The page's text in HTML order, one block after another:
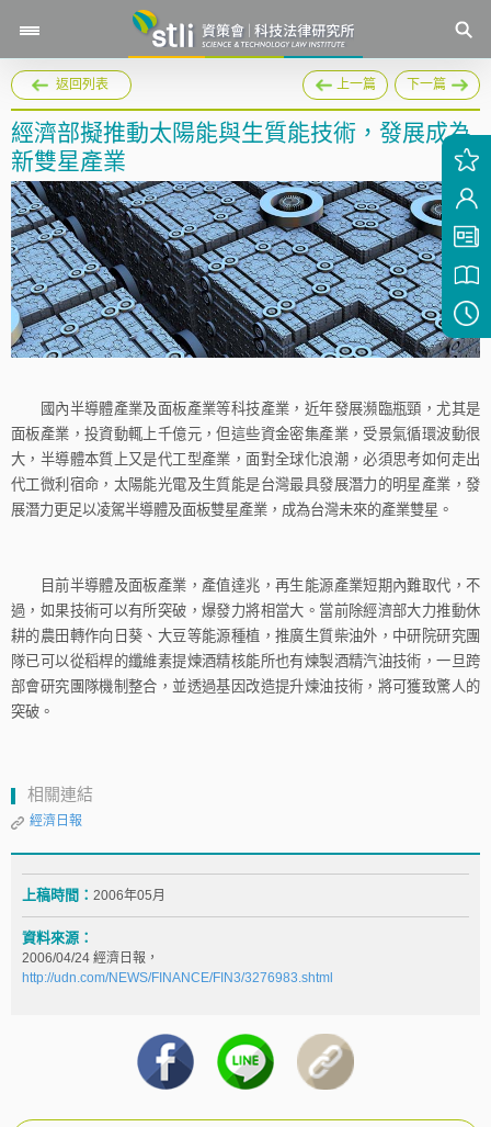
返回列表 上一篇 下一篇
經濟部擬推動太陽能與生質能技術，發展成為
新雙星產業
國內半導體產業及面板產業等科技產業，近年發展瀕臨瓶頸，尤其是
面板產業，投資動輒上千億元，但這些資金密集產業，受景氣循環波動很
大，半導體本質上又是代工型產業，面對全球化浪潮，必須思考如何走出
代工微利宿命，太陽能光電及生質能是台灣最具發展潛力的明星產業，發
展潛力更足以凌駕半導體及面板雙星產業，成為台灣未來的產業雙星。
目前半導體及面板產業，產值達兆，再生能源產業短期內難取代，不
過，如果技術可以有所突破，爆發力將相當大。當前除經濟部大力推動休
耕的農田轉作向日葵、大豆等能源種植，推廣生質柴油外，中研院研究團
隊已可以從稻桿的纖維素提煉酒精核能所也有煉製酒精汽油技術，一旦跨
部會研究團隊機制整合，並透過基因改造提升煉油技術，將可獲致驚人的
突破。
相關連結
經濟日報
上稿時間： 2006年05月
資料來源：
2006/04/24 經濟日報，
http://udn.com/NEWS/FINANCE/FIN3/3276983.shtml